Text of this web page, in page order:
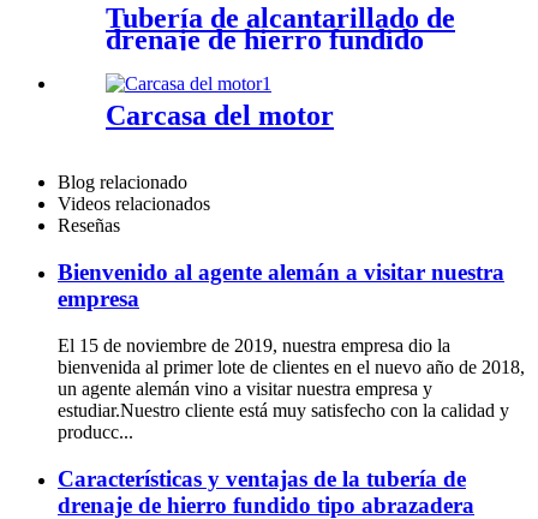
Tubería de alcantarillado de
drenaje de hierro fundido
EN877 KML
Carcasa del motor
Blog relacionado
Videos relacionados
Reseñas
Bienvenido al agente alemán a visitar nuestra
empresa
El 15 de noviembre de 2019, nuestra empresa dio la
bienvenida al primer lote de clientes en el nuevo año de 2018,
un agente alemán vino a visitar nuestra empresa y
estudiar.Nuestro cliente está muy satisfecho con la calidad y
producc...
Características y ventajas de la tubería de
drenaje de hierro fundido tipo abrazadera